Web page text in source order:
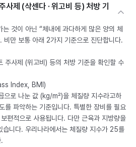
사제 (삭센다 · 위고비 등) 처방 기
것이 아닌 “체내에 과다하게 많은 양의 체
비만 보통 아래 2가지 기준으로 진단합니다.
주사제 (위고비) 등의 처방 기준을 확인할 수
Index, BMI)
으로 나눈 값 (kg/m²)을 체질량 지수라고하
를 파악하는 기준입니다. 특별한 장비를 필요
편적으로 사용됩니다. 다만 근육과 지방량을
습니다. 우리나라에서는 체질량 지수가 25를